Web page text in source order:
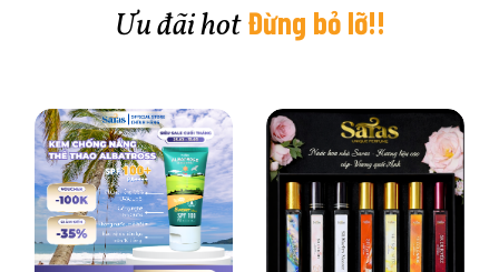
Ưu đãi hot Đừng bỏ lỡ!!